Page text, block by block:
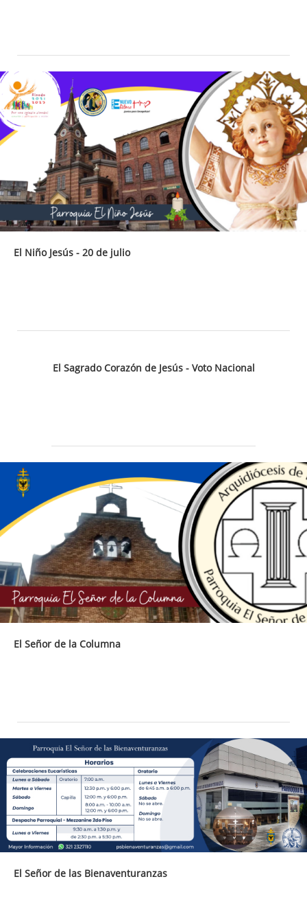
El Niño Jesús - 20 de julio
El Sagrado Corazón de Jesús - Voto Nacional
El Señor de la Columna
El Señor de las Bienaventuranzas